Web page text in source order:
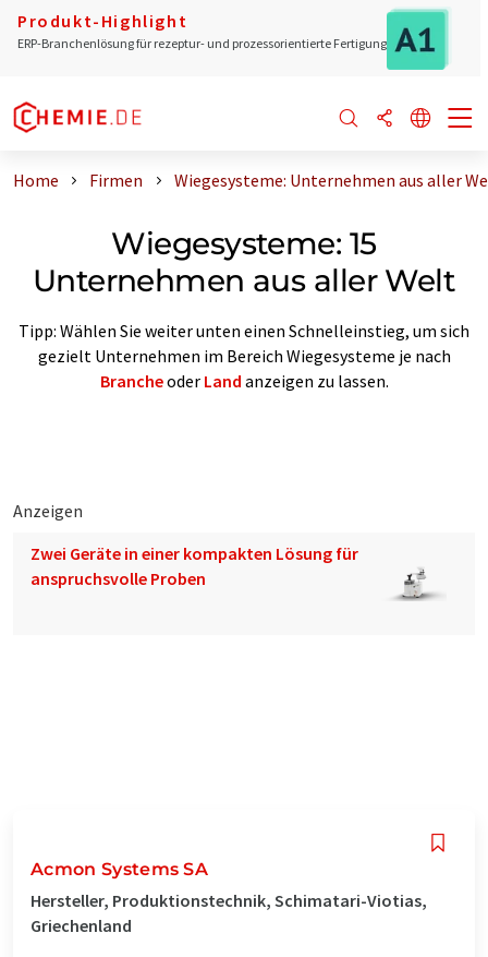
Produkt-Highlight
ERP-Branchenlösung für rezeptur- und prozessorientierte Fertigung
Home Firmen Wiegesysteme: Unternehmen aus aller
Wiegesysteme: 15
Unternehmen aus aller Welt
Tipp: Wählen Sie weiter unten einen Schnelleinstieg, um sich
gezielt Unternehmen im Bereich Wiegesysteme je nach
Brancheoder Land anzeigen zu lassen.
Anzeigen
Zwei Geräte in einer kompakten Lösung für
anspruchsvolle Proben
Acmon Systems SA
Hersteller, Produktionstechnik, Schimatari-Viotias,
Griechenland